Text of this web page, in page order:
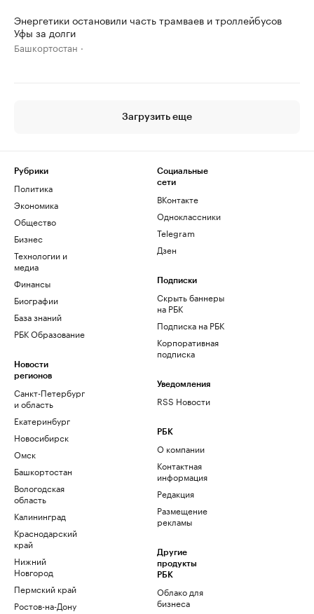
Энергетики остановили часть трамваев и троллейбусов
Уфы за долги
Башкортостан
Загрузить еще
Рубрики
Политика
Экономика
Общество
Бизнес
Технологии и
медиа
Финансы
Биографии
База знаний
РБК Образование
Новости
регионов
Санкт-Петербург
и область
Екатеринбург
Новосибирск
Омск
Башкортостан
Вологодская
область
Калининград
Краснодарский
край
Нижний
Новгород
Пермский край
Ростов-на-Дону
Социальные
сети
ВКонтакте
Одноклассники
Telegram
Дзен
Подписки
Скрыть баннеры
на РБК
Подписка на РБК
Корпоративная
подписка
Уведомления
RSS Новости
РБК
О компании
Контактная
информация
Редакция
Размещение
рекламы
Другие
продукты
РБК
Облако для
бизнеса